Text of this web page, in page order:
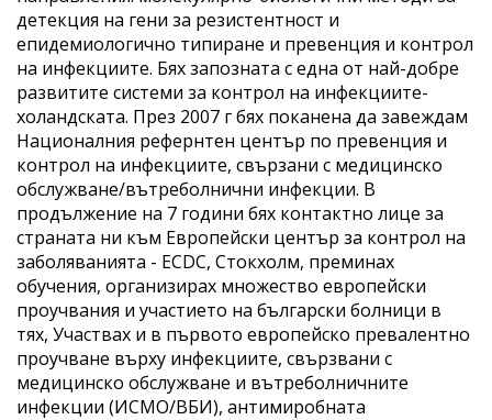
детекция на гени за резистентност и
епидемиологично типиране и превенция и контрол
на инфекциите. Бях запозната с една от най-добре
развитите системи за контрол на инфекциите-
холандската. През 2007 г бях поканена да завеждам
Националния рефернтен център по превенция и
контрол на инфекциите, свързани с медицинско
обслужване/вътреболнични инфекции. В
продължение на 7 години бях контактно лице за
страната ни към Европейски център за контрол на
заболяванията - ECDC, Стокхолм, преминах
обучения, организирах множество европейски
проучвания и участието на български болници в
тях, Участвах и в първото европейско превалентно
проучване върху инфекциите, свързвани с
медицинско обслужване и вътреболничните
инфекции (ИСМО/ВБИ), антимиробната